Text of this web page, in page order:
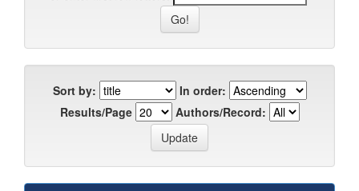
Sort by:
In order:
Results/Page
Authors/Record: